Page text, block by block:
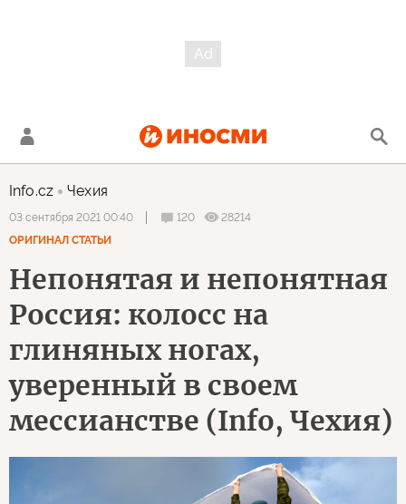
Info.cz Чехия
03 сентября 2021 00:40 120
28214
ОРИГИНАЛ СТАТЬИ
Непонятая и непонятная
Россия: колосс на
глиняных ногах,
уверенный в своем
мессианстве (Info, Чехия)